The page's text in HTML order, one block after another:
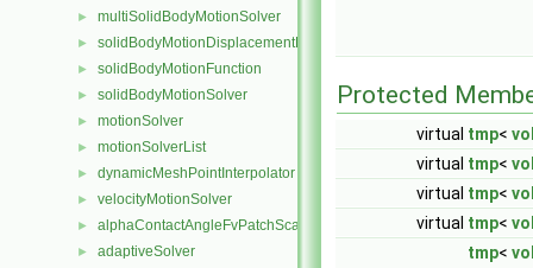
► multiSolidBodyMotionSolver
► solidBodyMotionDisplacementPointPatchVectorField
► solidBodyMotionFunction
► solidBodyMotionSolver
► motionSolver
► motionSolverList
► dynamicMeshPointInterpolator
► velocityMotionSolver
► alphaContactAngleFvPatchScalarField
► adaptiveSolver
Protected
virtual tmp<
virtual tmp<
virtual tmp<
virtual tmp<
tmp<